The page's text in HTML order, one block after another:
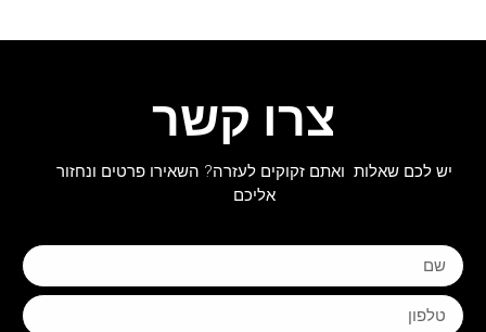
צרו קשר
יש לכם שאלות ואתם זקוקים לעזרה? השאירו פרטים ונחזור
אליכם